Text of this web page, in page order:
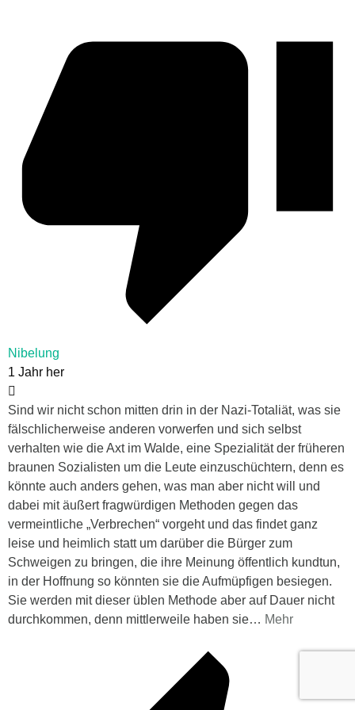
Nibelung
1 Jahr her
Sind wir nicht schon mitten drin in der Nazi-Totaliät, was sie
fälschlicherweise anderen vorwerfen und sich selbst
verhalten wie die Axt im Walde, eine Spezialität der früheren
braunen Sozialisten um die Leute einzuschüchtern, denn es
könnte auch anders gehen, was man aber nicht will und
dabei mit äußert fragwürdigen Methoden gegen das
vermeintliche „Verbrechen“ vorgeht und das findet ganz
leise und heimlich statt um darüber die Bürger zum
Schweigen zu bringen, die ihre Meinung öffentlich kundtun,
in der Hoffnung so könnten sie die Aufmüpfigen besiegen.
Sie werden mit dieser üblen Methode aber auf Dauer nicht
durchkommen, denn mittlerweile haben sie… Mehr